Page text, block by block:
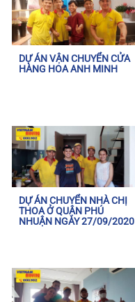
DỰ ÁN VẬN CHUYỂN CỬA
HÀNG HOA ANH MINH
DỰ ÁN CHUYỂN NHÀ CHỊ
THOA Ở QUẬN PHÚ
NHUẬN NGÀY 27/09/2020